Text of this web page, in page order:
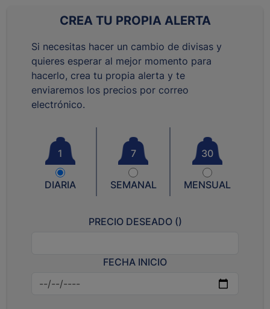
CREA TU PROPIA ALERTA
Si necesitas hacer un cambio de divisas y
quieres esperar al mejor momento para
hacerlo, crea tu propia alerta y te
enviaremos los precios por correo
electrónico.
1
DIARIA
7
SEMANAL
30
MENSUAL
PRECIO DESEADO ()
FECHA INICIO